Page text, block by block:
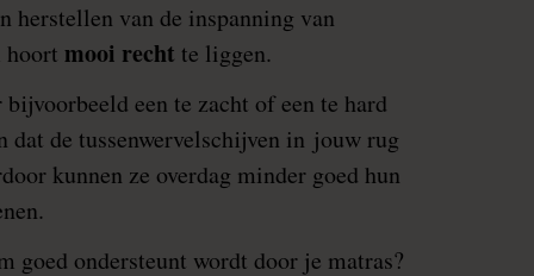
herstellen van de inspanning van
hoort mooi recht te liggen.
een te zacht of een te hard
dat de tussenwervelschijven in jouw rug
kunnen ze overdag minder goed hun
ondersteunt wordt door je matras?